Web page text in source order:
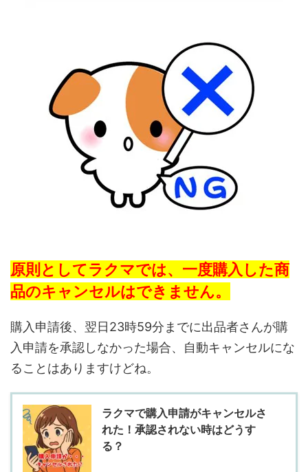
原則としてラクマでは、一度購入した商
品のキャンセルはできません。
購入申請後、翌日23時59分までに出品者さんが購
入申請を承認しなかった場合、自動キャンセルにな
ることはありますけどね。
ラクマで購入申請がキャンセルさ
れた！承認されない時はどうす
る？